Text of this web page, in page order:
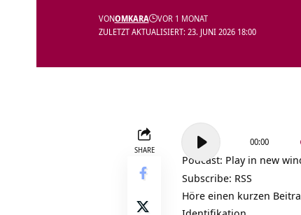
ZULETZT AKTUALISIERT: 23. JUNI 2026 18:00
VONOMKARA VOR 1 MONAT
SHARE
Audio-
Player
00:00
Podcast: Play in new
Subscribe: RSS
Höre einen kurzen